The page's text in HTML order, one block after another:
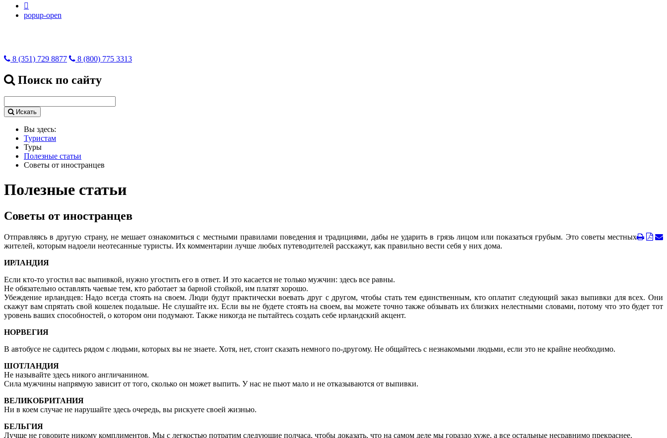

popup-open
8 (351) 729 8877 8 (800) 775 3313
Поиск по сайту
Искать
Вы здесь:
Туристам
Туры
Полезные статьи
Советы от иностранцев
Полезные статьи
Советы от иностранцев
Отправляясь в другую страну, не мешает ознакомиться с местными правилами поведения и традициями, дабы не ударить в грязь лицом или показаться грубым. Это советы местных
жителей, которым надоели неотесанные туристы. Их комментарии лучше любых путеводителей расскажут, как правильно вести себя у них дома.
ИРЛАНДИЯ
Если кто-то угостил вас выпивкой, нужно угостить его в ответ. И это касается не только мужчин: здесь все равны.
Не обязательно оставлять чаевые тем, кто работает за барной стойкой, им платят хорошо.
Убеждение ирландцев: Надо всегда стоять на своем. Люди будут практически воевать друг с другом, чтобы стать тем единственным, кто оплатит следующий заказ выпивки для всех. Они
скажут вам спрятать свой кошелек подальше. Не слушайте их. Если вы не будете стоять на своем, вы можете точно также обзывать их близких нелестными словами, потому что это будет тот
уровень ваших способностей, о котором они подумают. Также никогда не пытайтесь создать себе ирландский акцент.
НОРВЕГИЯ
В автобусе не садитесь рядом с людьми, которых вы не знаете. Хотя, нет, стоит сказать немного по-другому. Не общайтесь с незнакомыми людьми, если это не крайне необходимо.
ШОТЛАНДИЯ
Не называйте здесь никого англичанином.
Сила мужчины напрямую зависит от того, сколько он может выпить. У нас не пьют мало и не отказываются от выпивки.
ВЕЛИКОБРИТАНИЯ
Ни в коем случае не нарушайте здесь очередь, вы рискуете своей жизнью.
БЕЛЬГИЯ
Лучше не говорите никому комплиментов. Мы с легкостью потратим следующие полчаса, чтобы доказать, что на самом деле мы гораздо хуже, а все остальные несравнимо прекраснее.